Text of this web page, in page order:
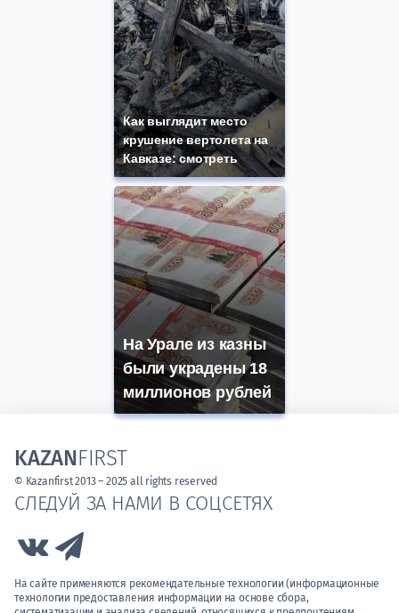
Как выглядит место
крушение вертолета на
Кавказе: смотреть
На Урале из казны
были украдены 18
миллионов рублей
СЛЕДУЙ ЗА НАМИ В СОЦСЕТЯХ
Link to Vk
На сайте применяются рекомендательные технологии (информационные
технологии предоставления информации на основе сбора,
KAZANFIRST
© Kazanfirst 2013 – 2025 all rights reserved